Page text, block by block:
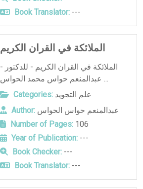
Book Translator:---
الملائكة في القران الكريم
الملائكة في القران الكريم - للدكتور -
عبدالمنعم حواس محمد الحواس ...
Categories: علم التجويد
Author: عبدالمنعم حواس الحواس
Number of Pages:106
Year of Publication:---
Book Checker:---
Book Translator:---